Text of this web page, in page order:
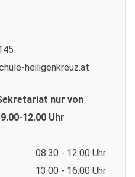
heiligenkreuz.at
nur von
12.00 Uhr
08:30 - 12:00 Uhr
13:00 - 16:00 Uhr